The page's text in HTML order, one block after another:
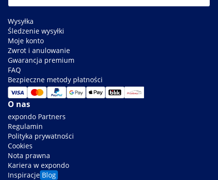
Wysyłka
Śledzenie wysyłki
Moje konto
Zwrot i anulowanie
Gwarancja premium
FAQ
Bezpieczne metody płatności
O nas
expondo Partners
Regulamin
Polityka prywatności
Cookies
Nota prawna
Kariera w expondo
Inspiracje Blog